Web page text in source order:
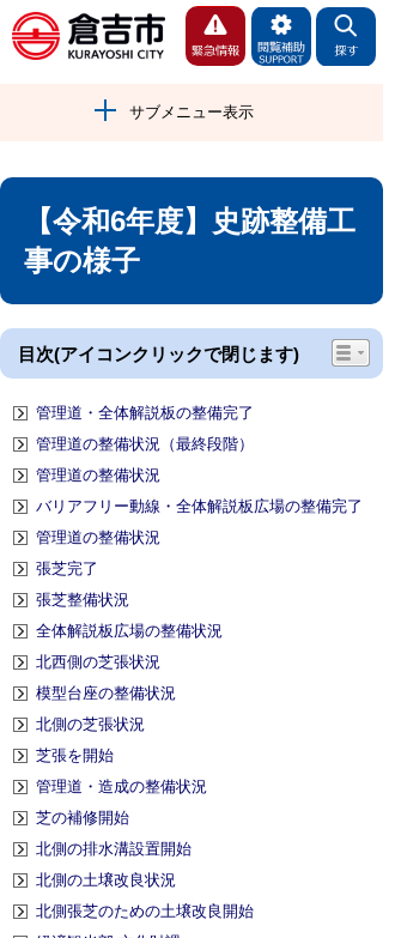
サブメニュー表示
【令和6年度】史跡整備工
事の様子
目次(アイコンクリックで閉じます)
管理道・全体解説板の整備完了
管理道の整備状況（最終段階）
管理道の整備状況
バリアフリー動線・全体解説板広場の整備完了
管理道の整備状況
張芝完了
張芝整備状況
全体解説板広場の整備状況
北西側の芝張状況
模型台座の整備状況
北側の芝張状況
芝張を開始
管理道・造成の整備状況
芝の補修開始
北側の排水溝設置開始
北側の土壌改良状況
北側張芝のための土壌改良開始